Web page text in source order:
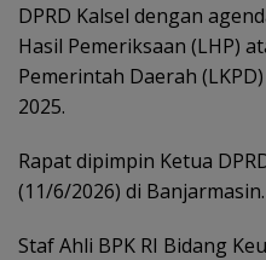
DPRD Kalsel dengan
Hasil Pemeriksaan (LHP)
Pemerintah Daerah
2025.
‎Rapat dipimpin Ketua
(11/6/2026) di Banjarmasin.
Staf Ahli BPK RI Bidang